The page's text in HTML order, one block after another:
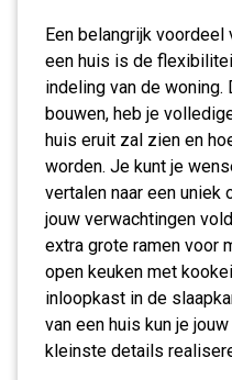
Een belangrijk
een huis is de
indeling van de
bouwen, heb je
huis eruit zal zien en
worden. Je kunt je
vertalen naar een uniek
jouw verwachtingen
extra grote ramen voor
open keuken met
inloopkast in de
van een huis kun je
kleinste details